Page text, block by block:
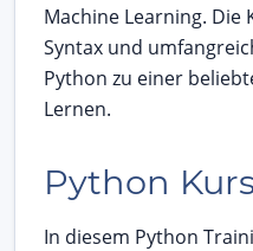
Machine Learning.
Syntax und
Python zu einer
Lernen.
Python
In diesem Python